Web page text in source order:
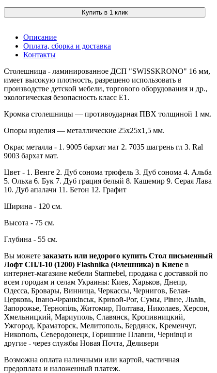
Купить в 1 клик
Описание
Оплата, сборка и доставка
Контакты
Столешница - ламинированное ДСП "SWISSKRONO" 16 мм,
имеет высокую плотность, разрешено использовать в
производстве детской мебели, торгового оборудования и др.,
экологическая безопасность класс Е1.
Кромка столешницы — противоударная ПВХ толщиной 1 мм.
Опоры изделия — металлические 25х25х1,5 мм.
Окрас металла - 1. 9005 бархат мат 2. 7035 шагрень гл 3. Ral
9003 бархат мат.
Цвет - 1. Венге 2. Дуб сонома трюфель 3. Дуб сонома 4. Альба
5. Ольха 6. Бук 7. Дуб грация белый 8. Кашемир 9. Серая Лава
10. Дуб апалачи 11. Бетон 12. Графит
Ширина - 120 см.
Высота - 75 см.
Глубина - 55 см.
Вы можете заказать или недорого купить Стол письменный
Лофт СПЛ-10 (1200) Flashnika (Флешника) в Киеве в
интернет-магазине мебели Starmebel, продажа с доставкой по
всем городам и селам Украины: Киев, Харьков, Днепр,
Одесса, Бровары, Винница, Черкассы, Чернигов, Белая-
Церковь, Івано-Франківськ, Кривой-Рог, Сумы, Рівне, Львів,
Запорожье, Тернопіль, Житомир, Полтава, Николаев, Херсон,
Хмельницкий, Мариуполь, Славянск, Кропивницкий,
Ужгород, Краматорск, Мелитополь, Бердянск, Кременчуг,
Никополь, Северодонецк, Горишние Плавни, Чернівці и
другие - через службы Новая Почта, Деливери
Возможна оплата наличными или картой, частичная
предоплата и наложенный платеж.